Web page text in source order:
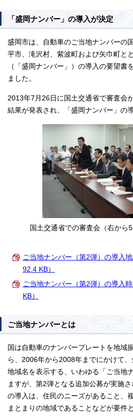
「盛岡ナンバー」の導入が決定
盛岡市は、自動車のご当地ナンバーの
平市、滝沢村、紫波町および矢巾町と
（「盛岡ナンバー」）の導入の要望書
ました。
2013年7月26日に国土交通省で審査会
結果が発表され、「盛岡ナンバー」の
国土交通省での審査会（右から
ご当地ナンバー（第2弾）の導入
92.4 KB）
ご当地ナンバー（第2弾）の導入
KB）
ご当地ナンバーとは
国は自動車のナンバープレートを地域
ら、2006年から2008年までにかけて
地域名を表示する、いわゆる「ご当地
ますが、第2弾となる追加公募が実施
の導入は、住民のニーズがあること、
まとまりの地域であることなどが要件